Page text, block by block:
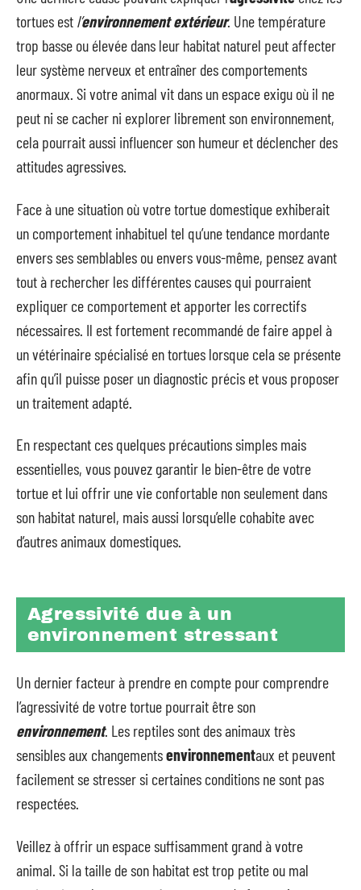
tortues est l’environnement extérieur. Une température
trop basse ou élevée dans leur habitat naturel peut affecter
leur système nerveux et entraîner des comportements
anormaux. Si votre animal vit dans un espace exigu où il ne
peut ni se cacher ni explorer librement son environnement,
cela pourrait aussi influencer son humeur et déclencher des
attitudes agressives.
Face à une situation où votre tortue domestique exhiberait
un comportement inhabituel tel qu’une tendance mordante
envers ses semblables ou envers vous-même, pensez avant
tout à rechercher les différentes causes qui pourraient
expliquer ce comportement et apporter les correctifs
nécessaires. Il est fortement recommandé de faire appel à
un vétérinaire spécialisé en tortues lorsque cela se présente
afin qu’il puisse poser un diagnostic précis et vous proposer
un traitement adapté.
En respectant ces quelques précautions simples mais
essentielles, vous pouvez garantir le bien-être de votre
tortue et lui offrir une vie confortable non seulement dans
son habitat naturel, mais aussi lorsqu’elle cohabite avec
d’autres animaux domestiques.
Agressivité due à un
environnement stressant
Un dernier facteur à prendre en compte pour comprendre
l’agressivité de votre tortue pourrait être son
environnement. Les reptiles sont des animaux très
sensibles aux changementsenvironnementaux et peuvent
facilement se stresser si certaines conditions ne sont pas
respectées.
Veillez à offrir un espace suffisamment grand à votre
animal. Si la taille de son habitat est trop petite ou mal